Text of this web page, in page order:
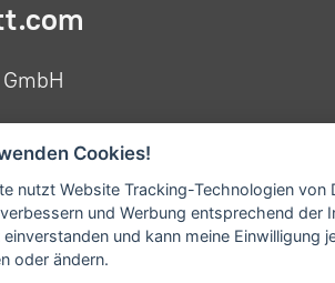
Cookies!
nutzt Website Tracking-Technologien von
und Werbung entsprechend der
und kann meine Einwilligung
oder ändern.